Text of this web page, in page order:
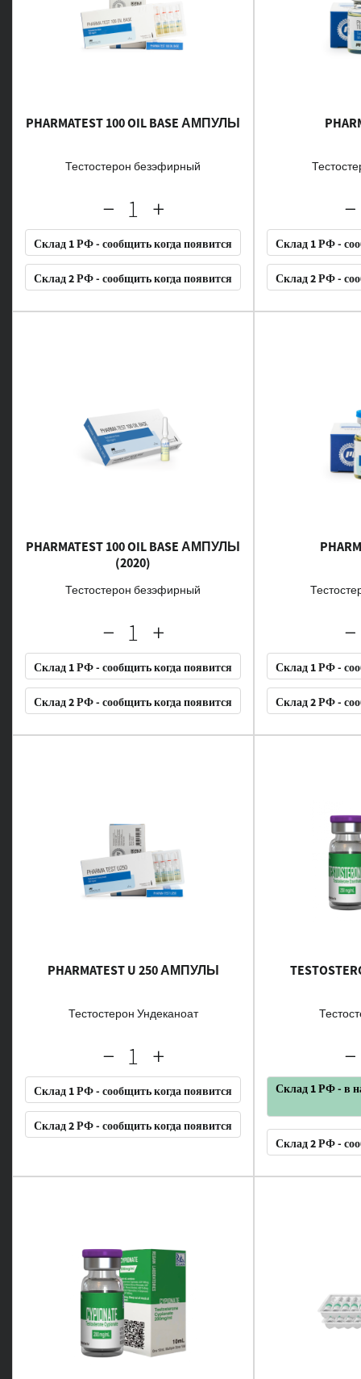
PHARMATEST 100 OIL BASE АМПУЛЫ
Тестостерон безэфирный
Склад 1 РФ - сообщить когда появится
Склад 2 РФ - сообщить когда появится
Склад 1 РФ -
Склад 2 РФ -
PHARMATEST 100 OIL BASE АМПУЛЫ
(2020)
Тестостерон безэфирный
Склад 1 РФ - сообщить когда появится
Склад 2 РФ - сообщить когда появится
Склад 1 РФ -
Склад 2 РФ -
PHARMATEST U 250 АМПУЛЫ
Тестостерон Ундеканоат
Склад 1 РФ - сообщить когда появится
Склад 2 РФ - сообщить когда появится
Склад 1 РФ - в
Склад 2 РФ -